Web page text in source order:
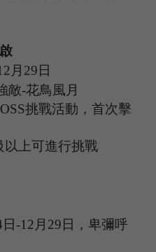
月 29日
敵-花鳥風月
OSS挑戰活動，首次擊
以上可進行挑戰
日-12 月 29日，卑彌呼